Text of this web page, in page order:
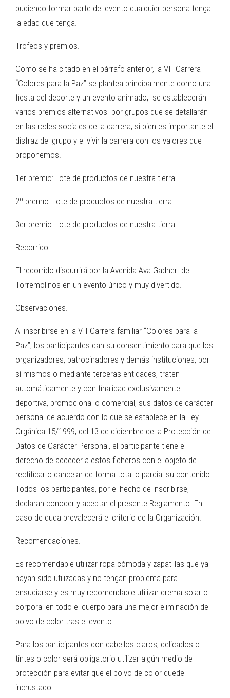
pudiendo formar parte del evento cualquier persona tenga
la edad que tenga.
Trofeos y premios.
Como se ha citado en el párrafo anterior, la VII Carrera
“Colores para la Paz” se plantea principalmente como una
fiesta del deporte y un evento animado, se establecerán
varios premios alternativos por grupos que se detallarán
en las redes sociales de la carrera, si bien es importante el
disfraz del grupo y el vivir la carrera con los valores que
proponemos.
1er premio: Lote de productos de nuestra tierra.
2º premio: Lote de productos de nuestra tierra.
3er premio: Lote de productos de nuestra tierra.
Recorrido.
El recorrido discurrirá por la Avenida Ava Gadner de
Torremolinos en un evento único y muy divertido.
Observaciones.
Al inscribirse en la VII Carrera familiar “Colores para la
Paz”, los participantes dan su consentimiento para que los
organizadores, patrocinadores y demás instituciones, por
sí mismos o mediante terceras entidades, traten
automáticamente y con finalidad exclusivamente
deportiva, promocional o comercial, sus datos de carácter
personal de acuerdo con lo que se establece en la Ley
Orgánica 15/1999, del 13 de diciembre de la Protección de
Datos de Carácter Personal, el participante tiene el
derecho de acceder a estos ficheros con el objeto de
rectificar o cancelar de forma total o parcial su contenido.
Todos los participantes, por el hecho de inscribirse,
declaran conocer y aceptar el presente Reglamento. En
caso de duda prevalecerá el criterio de la Organización.
Recomendaciones.
Es recomendable utilizar ropa cómoda y zapatillas que ya
hayan sido utilizadas y no tengan problema para
ensuciarse y es muy recomendable utilizar crema solar o
corporal en todo el cuerpo para una mejor eliminación del
polvo de color tras el evento.
Para los participantes con cabellos claros, delicados o
tintes o color será obligatorio utilizar algún medio de
protección para evitar que el polvo de color quede
incrustado